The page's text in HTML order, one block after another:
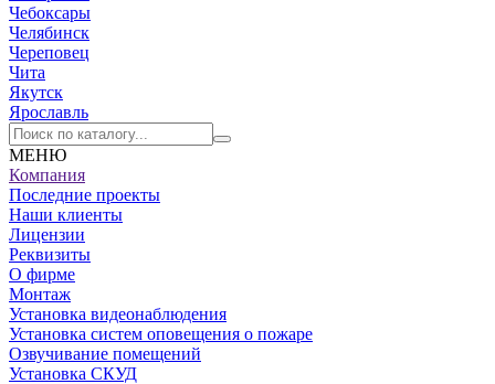
Чебоксары
Челябинск
Череповец
Чита
Якутск
Ярославль
МЕНЮ
Компания
Последние проекты
Наши клиенты
Лицензии
Реквизиты
О фирме
Монтаж
Установка видеонаблюдения
Установка систем оповещения о пожаре
Озвучивание помещений
Установка СКУД